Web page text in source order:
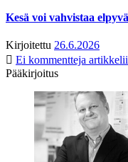
Kesä voi vahvistaa
Kirjoitettu 26.6.2026
Ei kommentteja
Pääkirjoitus